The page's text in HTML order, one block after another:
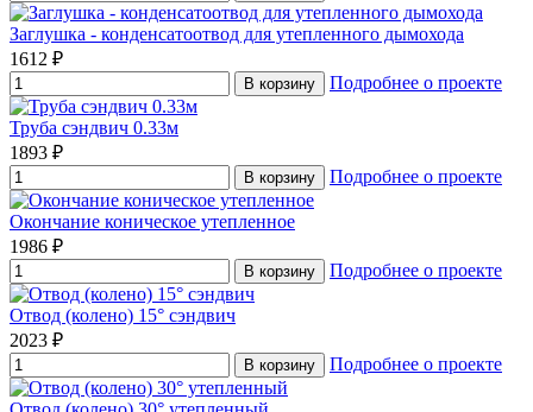
Заглушка - конденсатоотвод для утепленного дымохода
1612 ₽
В корзину Подробнее о проекте
Труба сэндвич 0.33м
1893 ₽
В корзину Подробнее о проекте
Окончание коническое утепленное
1986 ₽
В корзину Подробнее о проекте
Отвод (колено) 15° сэндвич
2023 ₽
В корзину Подробнее о проекте